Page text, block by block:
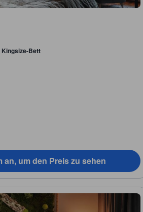
Kingsize-Bett
an, um den Preis zu sehen